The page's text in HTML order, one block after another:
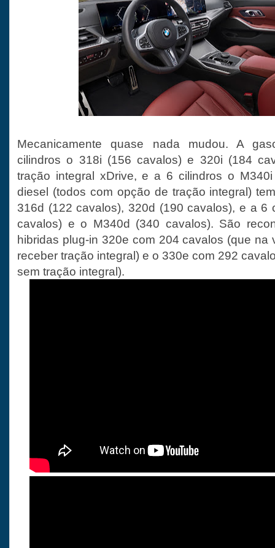
Mecanicamente quase nada mudou. A
cilindros o 318i (156 cavalos) e 320i (184
tração integral xDrive, e a 6 cilindros o
diesel (todos com opção de tração integral)
316d (122 cavalos), 320d (190 cavalos), e a 6
cavalos) e o M340d (340 cavalos). São
hibridas plug-in 320e com 204 cavalos (que na
receber tração integral) e o 330e com 292
sem tração integral).